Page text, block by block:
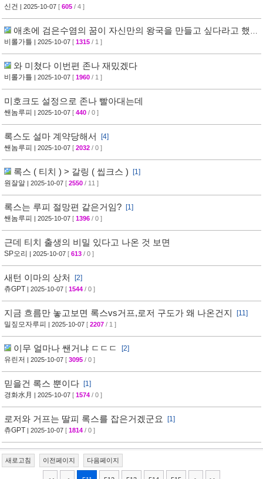
신건 | 2025-10-07 [ 605 / 4 ]
애초에 검은수염의 꿈이 자신만의 왕국을 만들고 싶다라고 했을
때부터
비롤가틀 | 2025-10-07 [ 1315 / 1 ]
와 미쳤다 이번편 존나 재밌겠다
비롤가틀 | 2025-10-07 [ 1960 / 1 ]
미호크도 설정으로 존나 빨아대는데
쌘놈루피 | 2025-10-07 [ 440 / 0 ]
록스도 설마 계약당해서
[4]
쌘놈루피 | 2025-10-07 [ 2032 / 0 ]
록스 ( 티치 ) > 갈링 ( 씹크스 )
[1]
원잘알 | 2025-10-07 [ 2550 / 11 ]
록스는 루피 절망편 같은거임?
[1]
쌘놈루피 | 2025-10-07 [ 1396 / 0 ]
근데 티치 출생의 비밀 있다고 나온 것 보면
SP오리 | 2025-10-07 [ 613 / 0 ]
새턴 이마의 상처
[2]
츄GPT | 2025-10-07 [ 1544 / 0 ]
지금 흐름만 놓고보면 록스vs거프,로저 구도가 왜 나온건지
[11]
밀짚모자루피 | 2025-10-07 [ 2207 / 1 ]
이무 얼마나 쌘거냐 ㄷㄷㄷ
[2]
유린저 | 2025-10-07 [ 3095 / 0 ]
믿을건 록스 뿐이다
[1]
경화水月 | 2025-10-07 [ 1574 / 0 ]
로저와 거프는 딸피 록스를 잡은거겠군요
[1]
츄GPT | 2025-10-07 [ 1814 / 0 ]
새로고침 이전페이지 다음페이지